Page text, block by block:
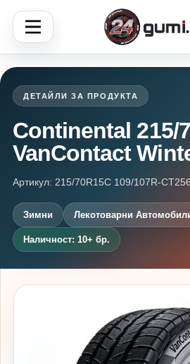
ДЕТАЙЛИ ЗА ПРОДУКТА
Continental 215/
VanContact
Артикул: 215/70R15C 109/107R-CT256
Зимни Лекотоварни
Наличност: 10+ бр.